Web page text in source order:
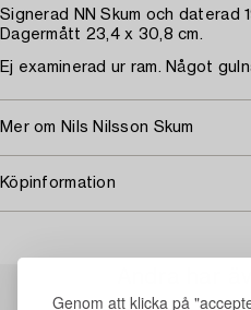
Genom att klicka på
Signerad NN Skum och daterad
Dagermått 23,4 x 30,8 cm.
Ej examinerad ur ram. Något
Mer om Nils Nilsson Skum
Köpinformation